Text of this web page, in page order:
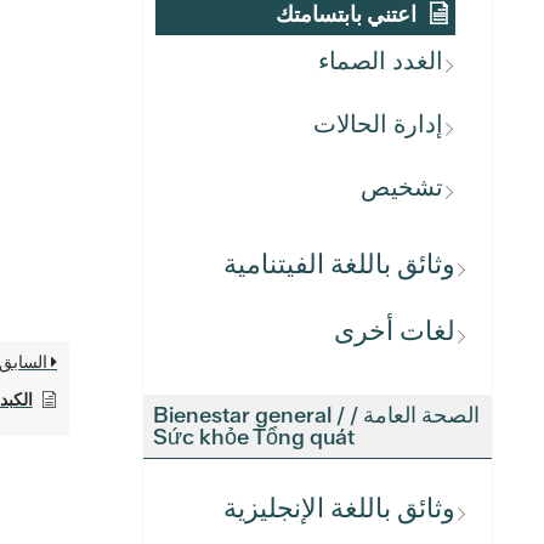
اعتني بابتسامتك
الغدد الصماء
إدارة الحالات
تشخيص
وثائق باللغة الفيتنامية
لغات أخرى
الصحة العامة / Bienestar general /
Sức khỏe Tổng quát
وثائق باللغة الإنجليزية
السابق